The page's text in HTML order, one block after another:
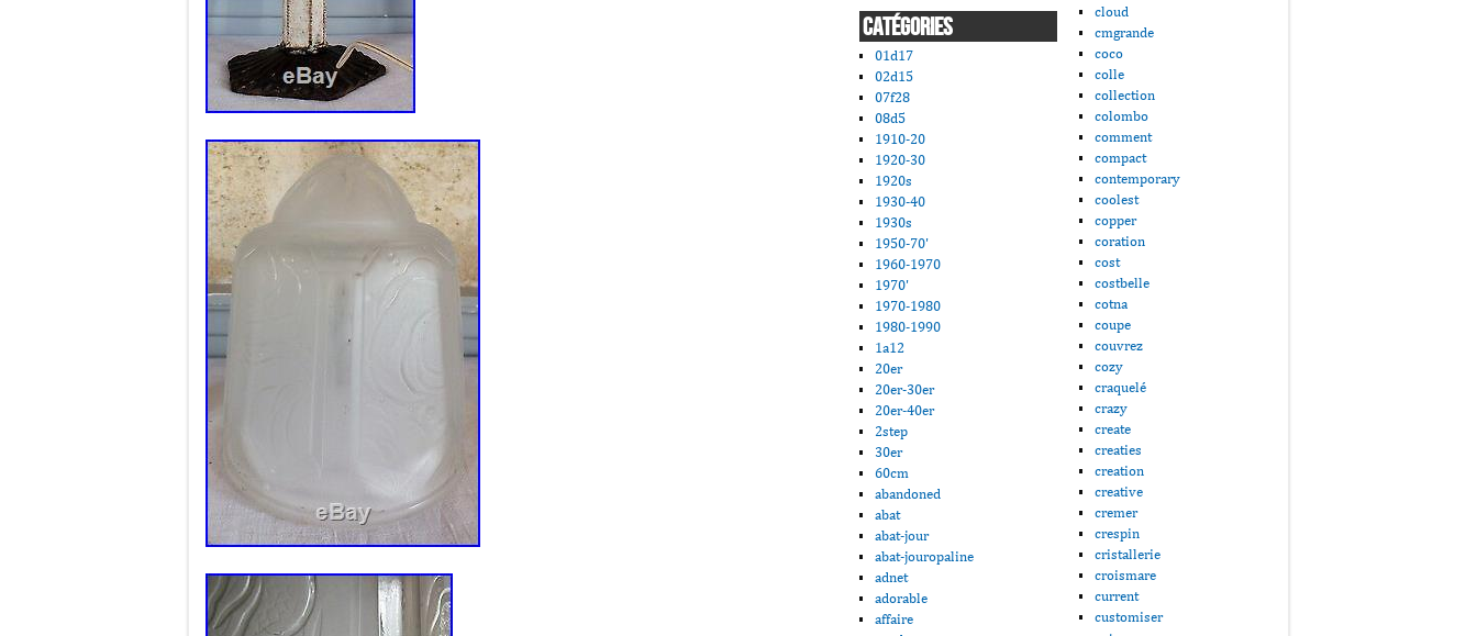
CATÉGORIES
01d17
02d15
07f28
08d5
1910-20
1920-30
1920s
1930-40
1930s
1950-70'
1960-1970
1970'
1970-1980
1980-1990
1a12
20er
20er-30er
20er-40er
2step
30er
60cm
abandoned
abat
abat-jour
abat-jouropaline
adnet
adorable
affaire
cloud
cmgrande
coco
colle
collection
colombo
comment
compact
contemporary
coolest
copper
coration
cost
costbelle
cotna
coupe
couvrez
cozy
craquelé
crazy
create
creaties
creation
creative
cremer
crespin
cristallerie
croismare
current
customiser